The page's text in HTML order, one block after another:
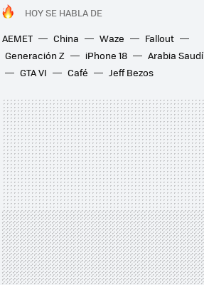
HOY SE HABLA DE
AEMET
China Waze
Fallout
Generación Z
iPhone 18
Arabia Saudí
GTA VI
Café Jeff Bezos